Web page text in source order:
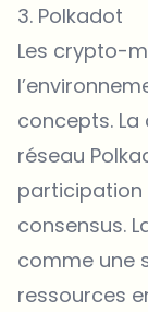
3. Polkadot
Les crypto-
concepts.
réseau
participation
consensus.
comme une
ressources